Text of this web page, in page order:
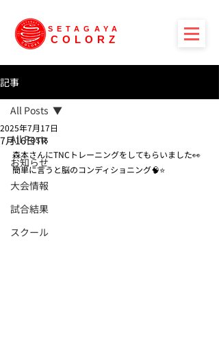
SETAGAYA
COLORZ
記事
All Posts
お知らせ
大会情報
試合結果
スクール
All Posts
7月16日TR
2025年7月17日
森本さんにTNCトレーニングをしてもらいました👀
簡単に言うと脳のコンディショニング🧠⭐️